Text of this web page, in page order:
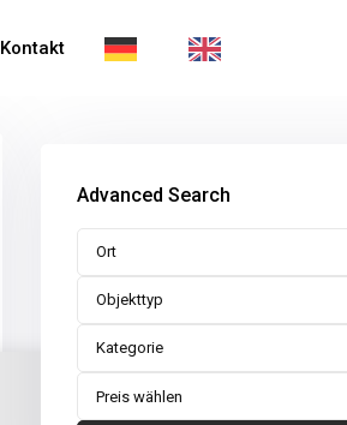
Kontakt
Advanced Search
Ort
Objekttyp
Kategorie
Preis wählen